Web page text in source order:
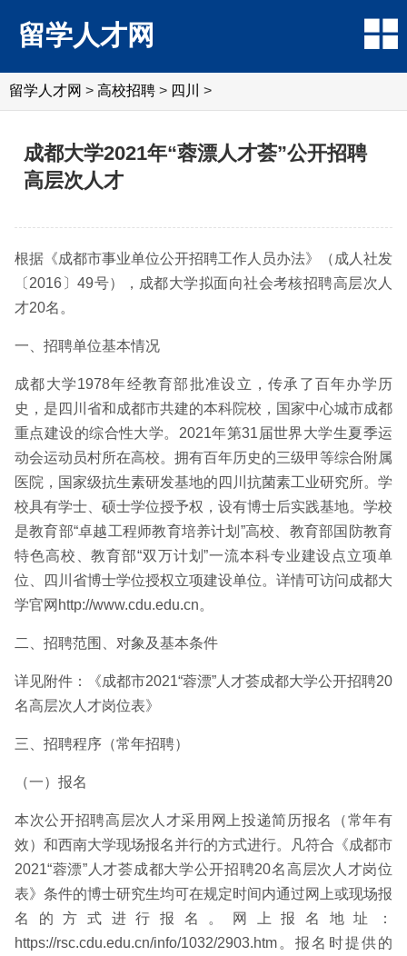
留学人才网
留学人才网 > 高校招聘 > 四川 >
成都大学2021年“蓉漂人才荟”公开招聘
高层次人才
根据《成都市事业单位公开招聘工作人员办法》（成人社发
〔2016〕49号），成都大学拟面向社会考核招聘高层次人
才20名。
一、招聘单位基本情况
成都大学1978年经教育部批准设立，传承了百年办学历
史，是四川省和成都市共建的本科院校，国家中心城市成都
重点建设的综合性大学。2021年第31届世界大学生夏季运
动会运动员村所在高校。拥有百年历史的三级甲等综合附属
医院，国家级抗生素研发基地的四川抗菌素工业研究所。学
校具有学士、硕士学位授予权，设有博士后实践基地。学校
是教育部“卓越工程师教育培养计划”高校、教育部国防教育
特色高校、教育部“双万计划”一流本科专业建设点立项单
位、四川省博士学位授权立项建设单位。详情可访问成都大
学官网http://www.cdu.edu.cn。
二、招聘范围、对象及基本条件
详见附件：《成都市2021“蓉漂”人才荟成都大学公开招聘20
名高层次人才岗位表》
三、招聘程序（常年招聘）
（一）报名
本次公开招聘高层次人才采用网上投递简历报名（常年有
效）和西南大学现场报名并行的方式进行。凡符合《成都市
2021“蓉漂”人才荟成都大学公开招聘20名高层次人才岗位
表》条件的博士研究生均可在规定时间内通过网上或现场报
名的方式进行报名。网上报名地址：
https://rsc.cdu.edu.cn/info/1032/2903.htm。报名时提供的